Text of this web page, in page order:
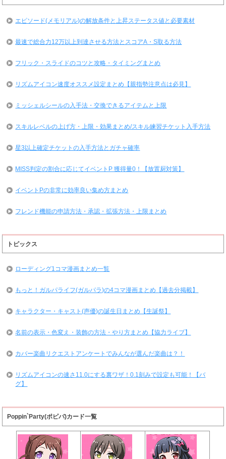
エピソード(メモリアル)の解放条件と上昇ステータス値と必要素材
最速で総合力12万以上到達させる方法とスコアA・S取る方法
フリック・スライドのコツと攻略・タイミングまとめ
リズムアイコン速度オススメ設定まとめ【親指勢注意点は必見】
ミッシェルシールの入手法・交換できるアイテムと上限
スキルレベルの上げ方・上限・効果まとめ/スキル練習チケット入手方法
星3以上確定チケットの入手方法とガチャ確率
MISS判定の割合に応じてイベントP 獲得量0！【放置厨対策】
イベントPの非常に効率良い集め方まとめ
フレンド機能の申請方法・承認・拡張方法・上限まとめ
トピックス
ローディング1コマ漫画まとめ一覧
もっと！ガルパライフ(ガルパラ)の4コマ漫画まとめ【過去分掲載】
キャラクター・キャスト(声優)の誕生日まとめ【生誕祭】
名前の表示・色変え・装飾の方法・やり方まとめ【協力ライブ】
カバー楽曲リクエストアンケートでみんなが選んだ楽曲は？！
リズムアイコンの速さ11.0にする裏ワザ！0.1刻みで設定も可能！【バ
グ】
Poppin`Party(ポピパ)カード一覧